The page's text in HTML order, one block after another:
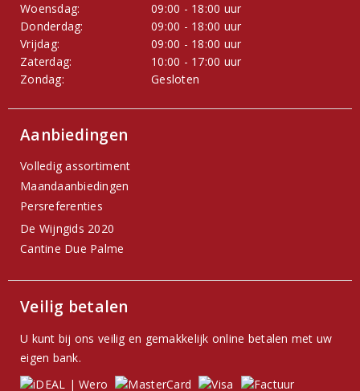
Woensdag:
09:00 - 18:00 uur
Donderdag:
09:00 - 18:00 uur
Vrijdag:
09:00 - 18:00 uur
Zaterdag:
10:00 - 17:00 uur
Zondag:
Gesloten
Aanbiedingen
Volledig assortiment
Maandaanbiedingen
Persreferenties
De Wijngids 2020
Cantine Due Palme
Veilig betalen
U kunt bij ons veilig en gemakkelijk online betalen met uw
eigen bank.